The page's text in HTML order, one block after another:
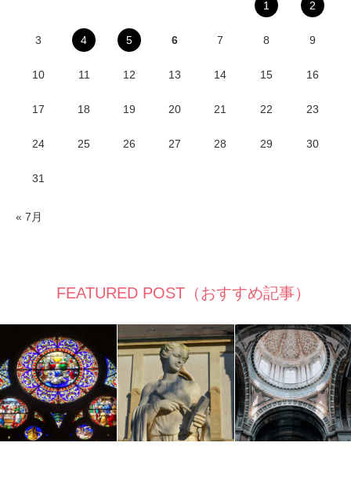
1 2
3 4 5 6 7 8 9
10 11 12 13 14 15 16
17 18 19 20 21 22 23
24 25 26 27 28 29 30
31
« 7月
FEATURED POST（おすすめ記事）